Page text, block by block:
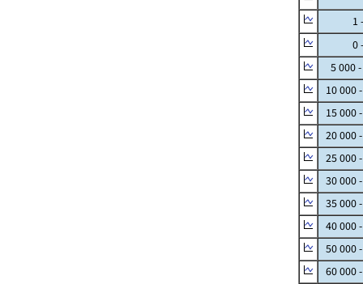
1 -
0 -
5 000
10 000
15 000
20 000
25 000
30 000
35 000
40 000
50 000
60 000